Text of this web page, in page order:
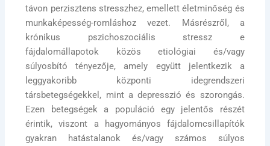
távon perzisztens stresszhez, emellett életminőség és
munkaképesség-romláshoz vezet. Másrészről, a
krónikus pszichoszociális stressz e
fájdalomállapotok közös etiológiai és/vagy
súlyosbító tényezője, amely együtt jelentkezik a
leggyakoribb központi idegrendszeri
társbetegségekkel, mint a depresszió és szorongás.
Ezen betegségek a populáció egy jelentős részét
érintik, viszont a hagyományos fájdalomcsillapítók
gyakran hatástalanok és/vagy számos súlyos